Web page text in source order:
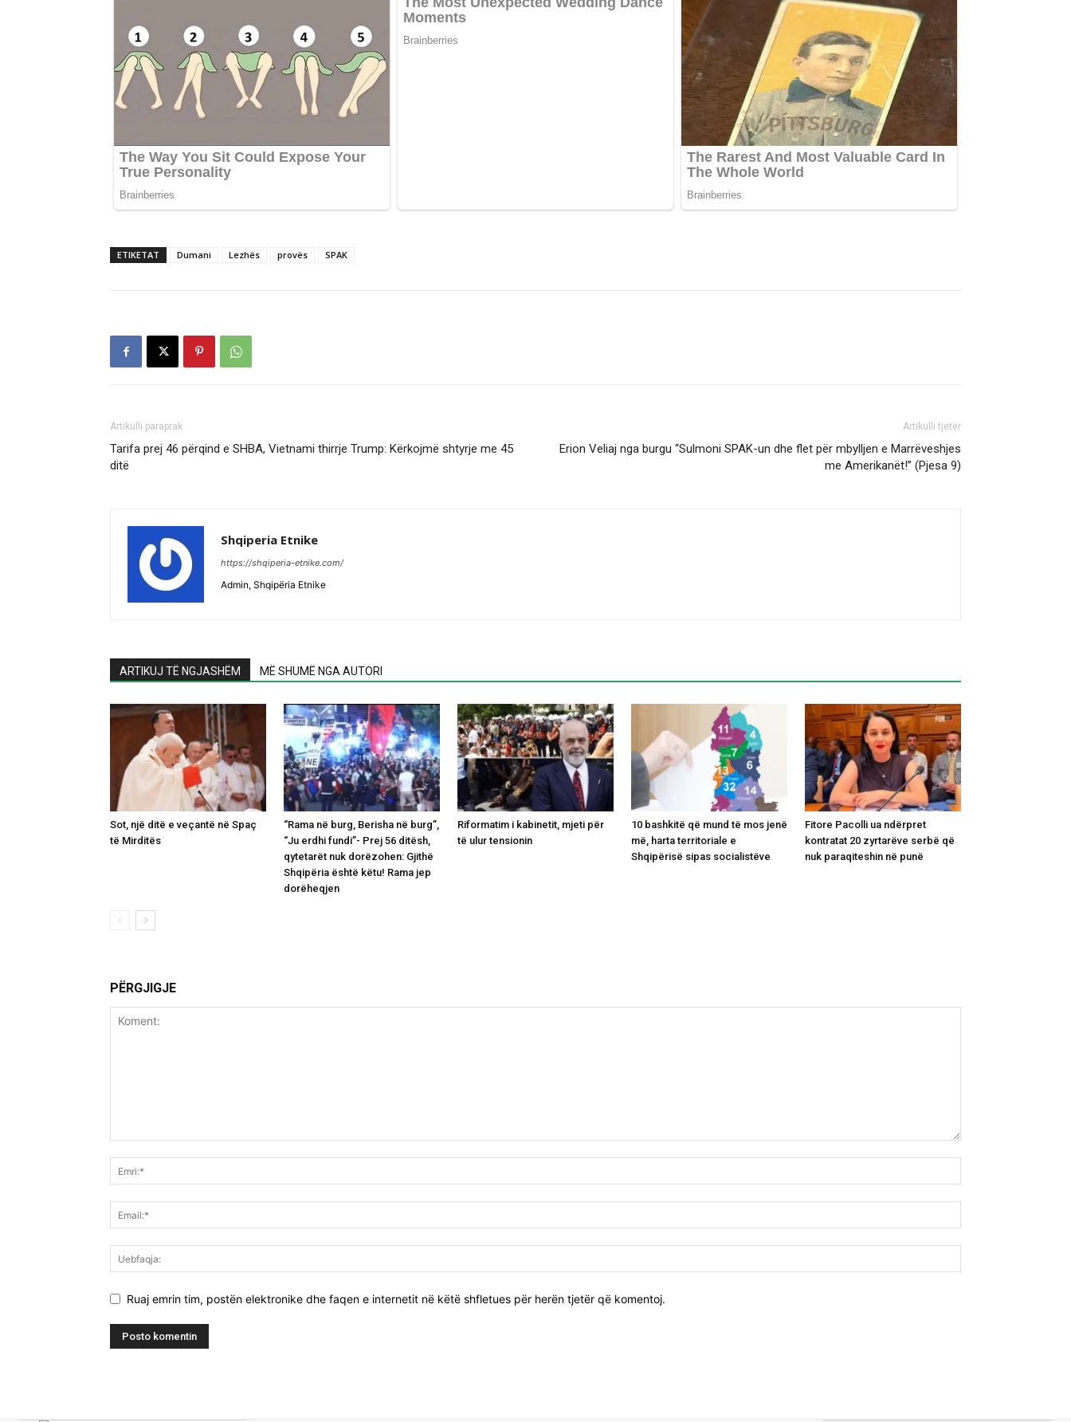
ETIKETAT Dumani Lezhës provës SPAK
Artikulli paraprak
Tarifa prej 46 përqind e SHBA, Vietnami thirrje Trump: Kërkojmë shtyrje me 45
ditë
Artikulli tjetër
Erion Veliaj nga burgu “Sulmoni SPAK-un dhe flet për mbylljen e Marrëveshjes
me Amerikanët!” (Pjesa 9)
Shqiperia Etnike
https://shqiperia-etnike.com/
Admin, Shqipëria Etnike
ARTIKUJ TË NGJASHËM MË SHUMË NGA AUTORI
Sot, një ditë e veçantë në Spaç
të Mirditës
“Rama në burg, Berisha në burg”,
“Ju erdhi fundi”- Prej 56 ditësh,
qytetarët nuk dorëzohen: Gjithë
Shqipëria është këtu! Rama jep
dorëheqjen
Riformatim i kabinetit, mjeti për
të ulur tensionin
10 bashkitë që mund të mos jenë
më, harta territoriale e
Shqipërisë sipas socialistëve
Fitore Pacolli ua ndërpret
kontratat 20 zyrtarëve serbë që
nuk paraqiteshin në punë
PËRGJIGJE
Ruaj emrin tim, postën elektronike dhe faqen e internetit në këtë shfletues për herën tjetër që komentoj.